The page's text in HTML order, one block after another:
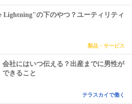
Lightning"の下のやつ？ユーティリティ
製品・サービス
会社にはいつ伝える？出産までに男性が
できること
テラスカイで働く